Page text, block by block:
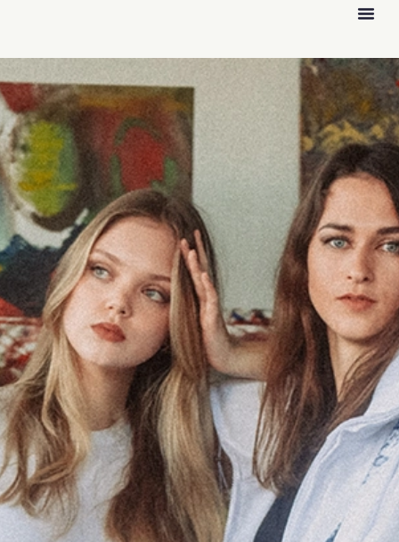
Unconstrained – Aus Mode
wird Emotion wird Film.